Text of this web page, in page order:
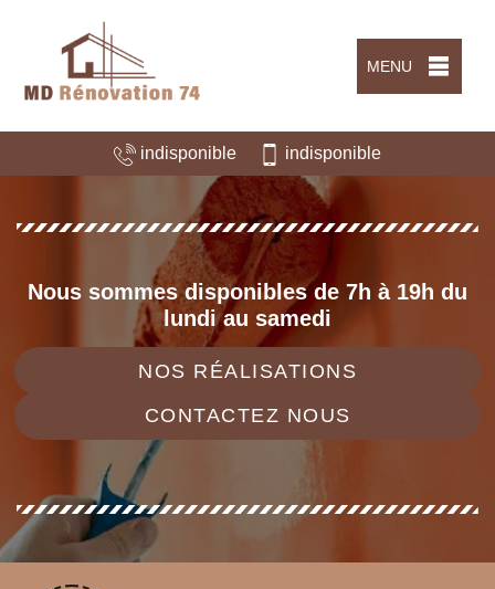
MENU
indisponible indisponible
Nous sommes disponibles de 7h à 19h du
lundi au samedi
NOS RÉALISATIONS
CONTACTEZ NOUS